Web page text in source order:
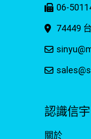
06-
74449
認識信宇
關於